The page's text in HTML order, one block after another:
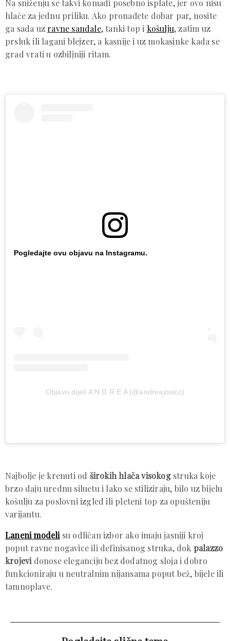
Na sniženju se takvi komadi posebno isplate, jer ovo nisu
hlače za jednu priliku. Ako pronađete dobar par, nosite
ga sada uz ravne sandale, tanki top i košulju, zatim uz
prsluk ili lagani blejzer, a kasnije i uz mokasinke kada se
grad vrati u ozbiljniji ritam.
Pogledajte ovu objavu na Instagramu.
Objavu dijeli A N D R E A (@andreajosicc)
Najbolje je krenuti od širokih hlača visokogstruka koje
brzo daju urednu siluetu i lako se stiliziraju, bilo uz bijelu
košulju za poslovni izgled ili pleteni top za opušteniju
varijantu.
Laneni modeli su odličan izbor ako imaju jasniji kroj
poput ravne nogavice ili definisanog struka, dok palazzo
krojevi donose eleganciju bez dodatnog sloja i dobro
funkcioniraju u neutralnim nijansama poput bež, bijele ili
tamnoplave.